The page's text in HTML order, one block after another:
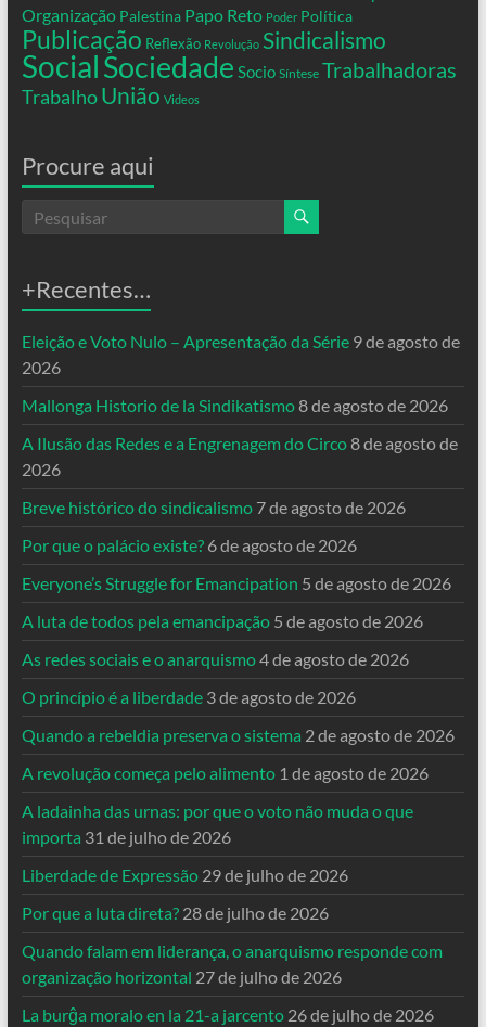
Organização Palestina Papo Reto Poder Política
Publicação Reflexão Revolução Sindicalismo
SocialSociedade Socio Síntese Trabalhadoras
Trabalho União Videos
Procure aqui
+Recentes…
Eleição e Voto Nulo – Apresentação da Série 9 de agosto de
2026
Mallonga Historio de la Sindikatismo8 de agosto de 2026
A Ilusão das Redes e a Engrenagem do Circo8 de agosto de
2026
Breve histórico do sindicalismo 7 de agosto de 2026
Por que o palácio existe? 6 de agosto de 2026
Everyone’s Struggle for Emancipation 5 de agosto de 2026
A luta de todos pela emancipação 5 de agosto de 2026
As redes sociais e o anarquismo4 de agosto de 2026
O princípio é a liberdade 3 de agosto de 2026
Quando a rebeldia preserva o sistema 2 de agosto de 2026
A revolução começa pelo alimento 1 de agosto de 2026
A ladainha das urnas: por que o voto não muda o que
importa 31 de julho de 2026
Liberdade de Expressão 29 de julho de 2026
Por que a luta direta? 28 de julho de 2026
Quando falam em liderança, o anarquismo responde com
organização horizontal 27 de julho de 2026
La burĝa moralo en la 21-a jarcento 26 de julho de 2026